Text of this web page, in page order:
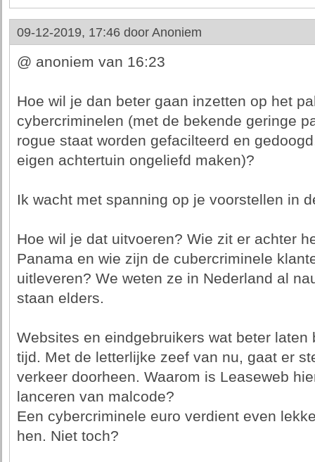
09-12-2019, 17:46 door Anoniem
@ anoniem van 16:23
Hoe wil je dan beter gaan inzetten op het
cybercriminelen (met de bekende geringe
rogue staat worden gefacilteerd en
eigen achtertuin ongeliefd maken)?
Ik wacht met spanning op je voorstellen in
Hoe wil je dat uitvoeren? Wie zit er achter
Panama en wie zijn de cubercriminele
uitleveren? We weten ze in Nederland al
staan elders.
Websites en eindgebruikers wat beter laten
tijd. Met de letterlijke zeef van nu, gaat er
verkeer doorheen. Waarom is Leaseweb
lanceren van malcode?
Een cybercriminele euro verdient even
hen. Niet toch?